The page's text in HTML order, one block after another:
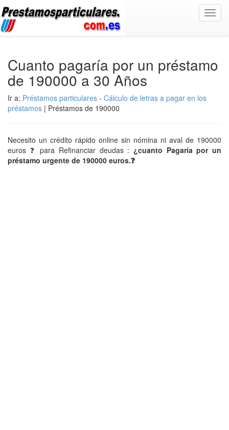
Cuanto pagaría por un préstamo
de 190000 a 30 Años
Ir a: Préstamos particulares - Cálculo de letras a pagar en los
préstamos | Préstamos de 190000
Necesito un crédito rápido online sin nómina ni aval de 190000
euros ❓ para Refinanciar deudas : ¿cuanto Pagaría por un
préstamo urgente de 190000 euros.❓